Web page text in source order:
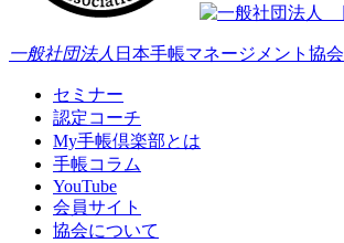
一般社団法人 日本手帳マネージメント協会
セミナー
認定コーチ
My手帳倶楽部とは
手帳コラム
YouTube
会員サイト
協会について